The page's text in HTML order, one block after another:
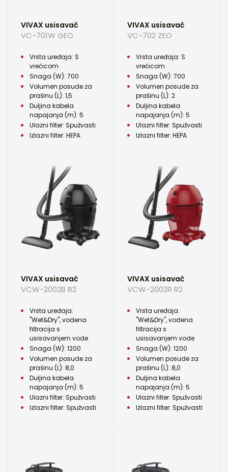
VIVAX usisavač
VC-701W GEO
Vrsta uređaja: S
vrećicom
Snaga (W): 700
Volumen posude za
prašinu (L): 1,5
Duljina kabela
napajanja (m): 5
Ulazni filter: Spužvasti
Izlazni filter: HEPA
VIVAX usisavač
VC-702 ZEO
Vrsta uređaja: S
vrećicom
Snaga (W): 700
Volumen posude za
prašinu (L): 2
Duljina kabela
napajanja (m): 5
Ulazni filter: Spužvasti
Izlazni filter: HEPA
VIVAX usisavač
VCW-2002B B2
Vrsta uređaja:
"Wet&Dry", vodena
filtracija s
usisavanjem vode
Snaga (W): 1200
Volumen posude za
prašinu (L): 8,0
Duljina kabela
napajanja (m): 5
Ulazni filter: Spužvasti
Izlazni filter: Spužvasti
VIVAX usisavač
VCW-2002R R2
Vrsta uređaja:
"Wet&Dry", vodena
filtracija s
usisavanjem vode
Snaga (W): 1200
Volumen posude za
prašinu (L): 8,0
Duljina kabela
napajanja (m): 5
Ulazni filter: Spužvasti
Izlazni filter: Spužvasti